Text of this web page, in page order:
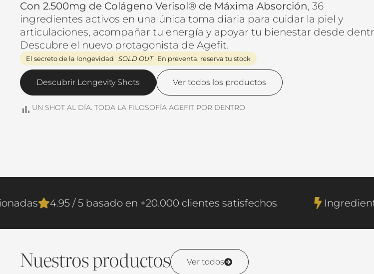
Con 2.500mg de Colágeno Verisol® de Máxima Absorción, 36
ingredientes activos en una única toma diaria para cuidar la piel y
articulaciones, acompañar tu energía y apoyar tu bienestar desde
Descubre el nuevo protagonista de Agefit.
El secreto de la longevidad · SOLD OUT · En preventa, reserva tu stock
Descubrir Longevity Shots Ver todos los productos
UN SHOT AL DÍA. TODA LA FILOSOFÍA AGEFIT POR DENTRO.
seleccionadas 4.95 / 5 basado en +20.000 clientes satisfechos
Nuestros productos Ver todos